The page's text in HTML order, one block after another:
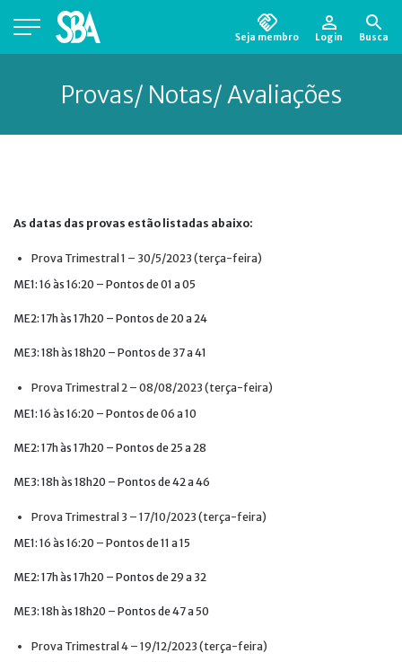
Seja membro Login Busca
para encontrá-lo.
Provas/ Notas/ Avaliações
As datas das provas estão listadas abaixo:
Prova Trimestral 1 – 30/5/2023 (terça-feira)
ME1: 16 às 16:20 – Pontos de 01 a 05
ME2: 17h às 17h20 – Pontos de 20 a 24
ME3: 18h às 18h20 – Pontos de 37 a 41
Prova Trimestral 2 – 08/08/2023 (terça-feira)
ME1: 16 às 16:20 – Pontos de 06 a 10
ME2: 17h às 17h20 – Pontos de 25 a 28
ME3: 18h às 18h20 – Pontos de 42 a 46
Prova Trimestral 3 – 17/10/2023 (terça-feira)
ME1: 16 às 16:20 – Pontos de 11 a 15
ME2: 17h às 17h20 – Pontos de 29 a 32
ME3: 18h às 18h20 – Pontos de 47 a 50
Prova Trimestral 4 – 19/12/2023 (terça-feira)